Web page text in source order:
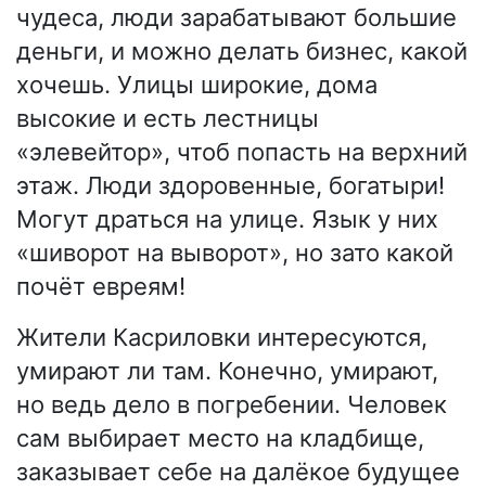
чудеса, люди зарабатывают большие
деньги, и можно делать бизнес, какой
хочешь. Улицы широкие, дома
высокие и есть лестницы
«элевейтор», чтоб попасть на верхний
этаж. Люди здоровенные, богатыри!
Могут драться на улице. Язык у них
«шиворот на выворот», но зато какой
почёт евреям!
Жители Касриловки интересуются,
умирают ли там. Конечно, умирают,
но ведь дело в погребении. Человек
сам выбирает место на кладбище,
заказывает себе на далёкое будущее